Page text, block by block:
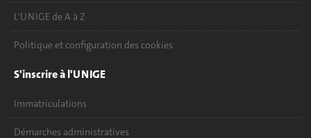
L'UNIGE de A à Z
Politique et configuration des cookies
S'inscrire à l'UNIGE
Immatriculations
Démarches administratives